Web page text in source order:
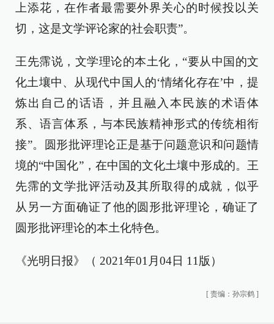
上添花，在作者最需要外界关心的时候投以关
切，这是文学评论家的社会职责”。
王先霈说，文学理论的本土化，“要从中国的文
化土壤中、从现代中国人的‘情绪化存在’中，提
炼出自己的话语，并且融入本民族的术语体
系、语言体系，与本民族精神形式的传统相衔
接”。圆形批评理论正是基于问题意识和问题情
境的“中国化”，在中国的文化土壤中形成的。王
先霈的文学批评活动及其所取得的成就，似乎
从另一方面确证了他的圆形批评理论，确证了
圆形批评理论的本土化特色。
《光明日报》（ 2021年01月04日 11版）
[ 责编：孙宗鹤 ]